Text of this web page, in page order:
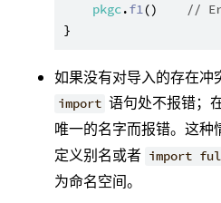
pkgc.f1()
//
如果没有对导入的存在冲
import 语句处不报错；
唯一的名字而报错。这种
定义别名或者 import
为命名空间。